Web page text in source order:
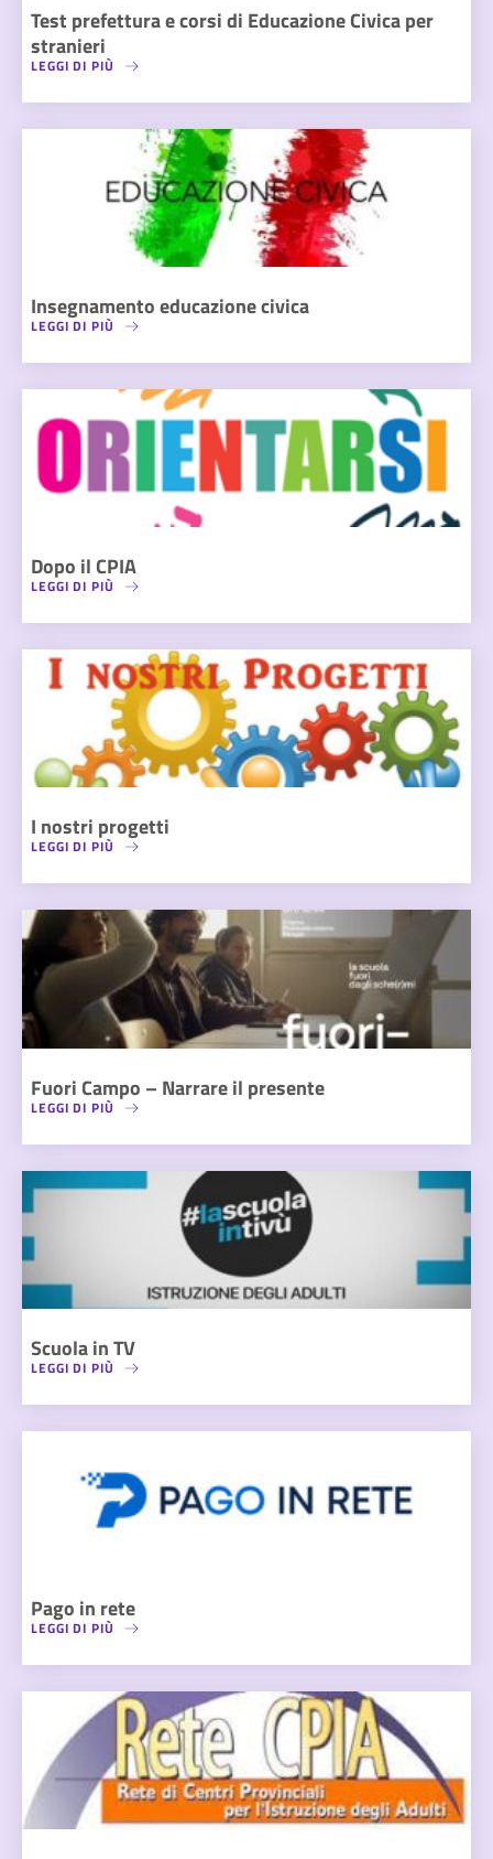
Test prefettura e corsi di Educazione Civica per
stranieri
LEGGI DI PIÙ
Insegnamento educazione civica
LEGGI DI PIÙ
Dopo il CPIA
LEGGI DI PIÙ
I nostri progetti
LEGGI DI PIÙ
Fuori Campo – Narrare il presente
LEGGI DI PIÙ
Scuola in TV
LEGGI DI PIÙ
Pago in rete
LEGGI DI PIÙ